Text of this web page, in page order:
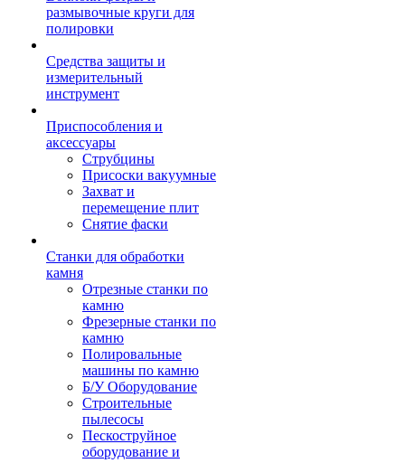
размывочные круги для
полировки
Средства защиты и
измерительный
инструмент
Приспособления и
аксессуары
Струбцины
Присоски вакуумные
Захват и
перемещение плит
Снятие фаски
Станки для обработки
камня
Отрезные станки по
камню
Фрезерные станки по
камню
Полировальные
машины по камню
Б/У Оборудование
Строительные
пылесосы
Пескоструйное
оборудование и